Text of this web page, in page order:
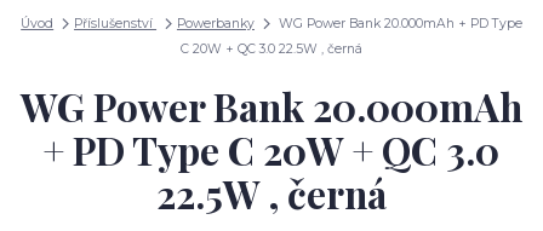
Úvod Příslušenství Powerbanky
WG Power Bank 20.000mAh + PD Type
C 20W + QC 3.0 22.5W , černá
WG Power Bank 20.000mAh
+ PD Type C 20W + QC 3.0
22.5W , černá